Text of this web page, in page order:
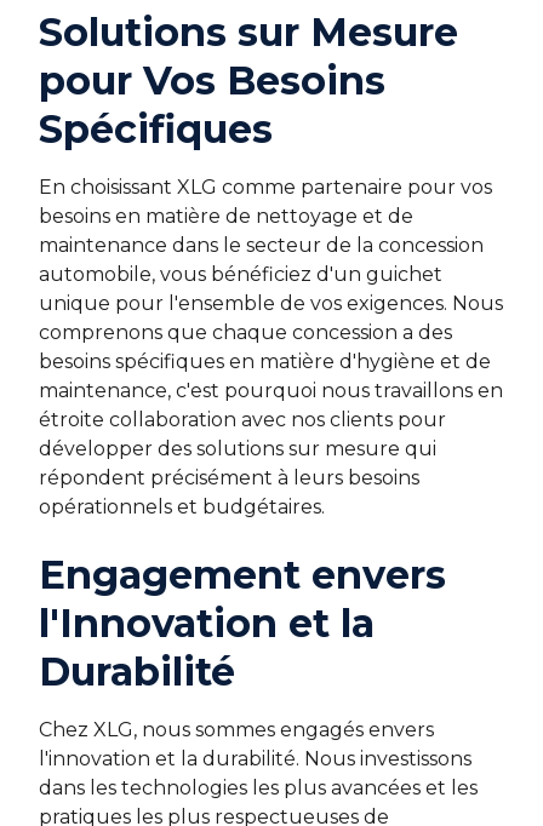
Solutions sur Mesure
pour Vos Besoins
Spécifiques
En choisissant XLG comme partenaire pour vos
besoins en matière de nettoyage et de
maintenance dans le secteur de la concession
automobile, vous bénéficiez d'un guichet
unique pour l'ensemble de vos exigences. Nous
comprenons que chaque concession a des
besoins spécifiques en matière d'hygiène et de
maintenance, c'est pourquoi nous travaillons en
étroite collaboration avec nos clients pour
développer des solutions sur mesure qui
répondent précisément à leurs besoins
opérationnels et budgétaires.
Engagement envers
l'Innovation et la
Durabilité
Chez XLG, nous sommes engagés envers
l'innovation et la durabilité. Nous investissons
dans les technologies les plus avancées et les
pratiques les plus respectueuses de